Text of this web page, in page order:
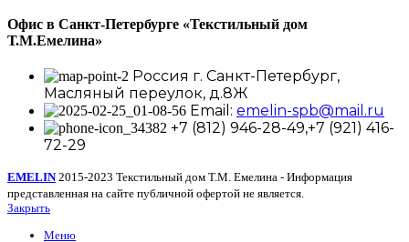
Офис в Санкт-Петербурге «Текстильный дом
Т.М.Емелина»
Россия г. Санкт-Петербург,
Масляный переулок, д.8Ж
Email: emelin-spb@mail.ru
+7 (812) 946-28-49,+7 (921) 416-
72-29
EMELIN 2015-2023 Текстильный дом Т.М. Емелина - Информация
представленная на сайте публичной офертой не является.
Закрыть
Меню